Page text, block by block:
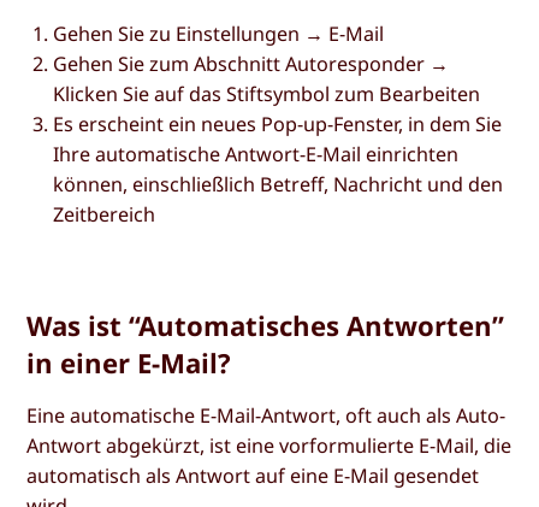
Gehen Sie zu Einstellungen → E-Mail
Gehen Sie zum AbschnittAutoresponder →
Klicken Sie auf das Stiftsymbol zum Bearbeiten
Es erscheint ein neues Pop-up-Fenster, in dem Sie
Ihre automatische Antwort-E-Mail einrichten
können, einschließlich Betreff, Nachricht und den
Zeitbereich
Was ist “Automatisches Antworten”
in einer E-Mail?
Eine automatische E-Mail-Antwort, oft auch als Auto-
Antwort abgekürzt, ist eine vorformulierte E-Mail, die
automatisch als Antwort auf eine E-Mail gesendet